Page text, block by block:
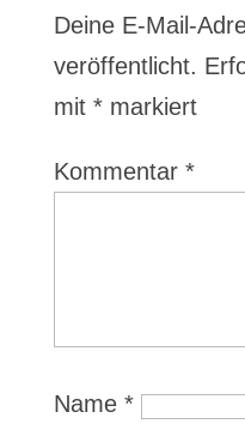
Deine E-Mail-
veröffentlicht.
mit *markiert
Kommentar *
Name *